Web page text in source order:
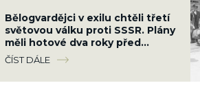
Bělogvardějci v exilu chtěli třetí
světovou válku proti SSSR. Plány
měli hotové dva roky před
vznikem NATO
ČÍST DÁLE